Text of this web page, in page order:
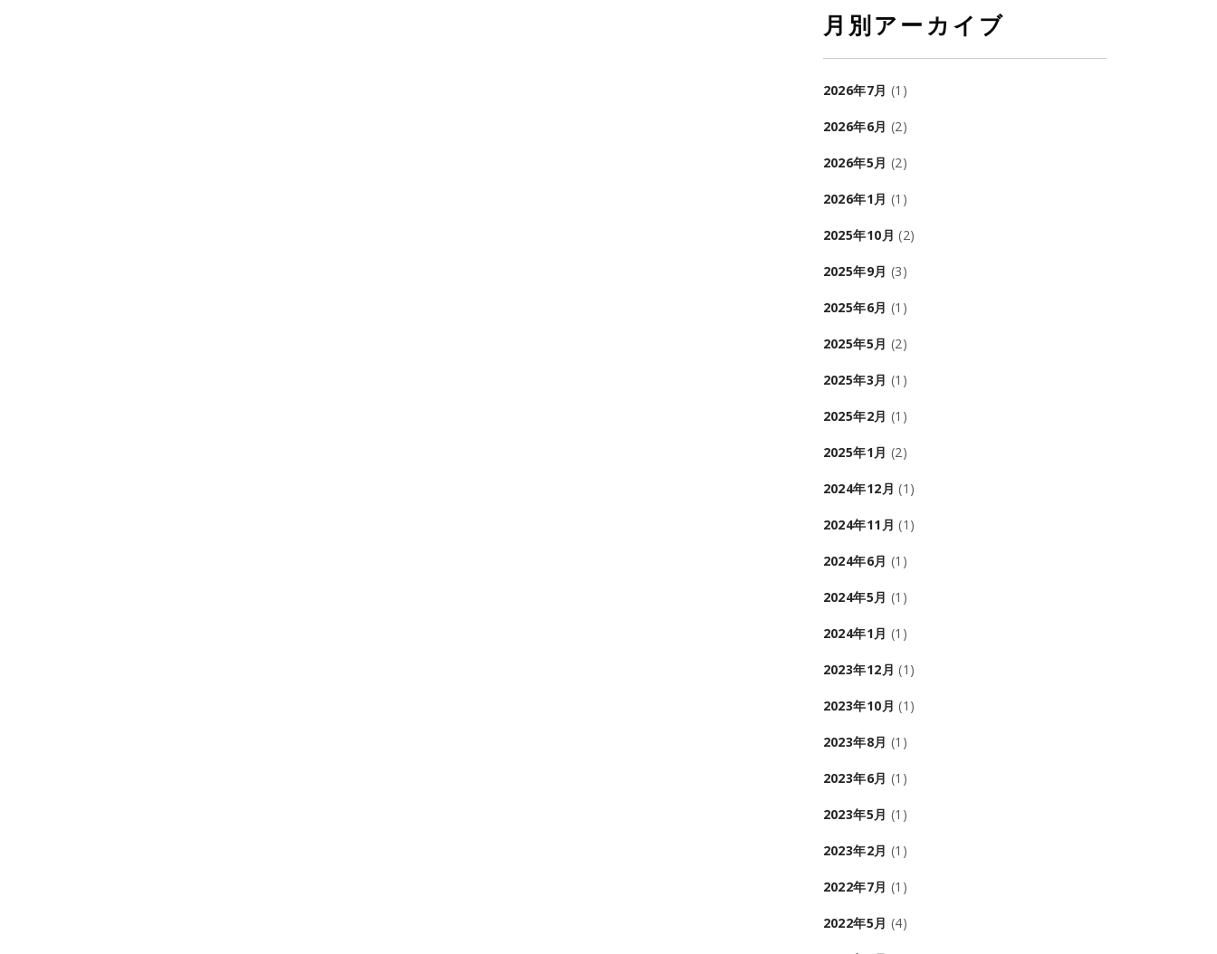
月別アーカイブ
2026年7月 (1)
2026年6月 (2)
2026年5月 (2)
2026年1月 (1)
2025年10月 (2)
2025年9月 (3)
2025年6月 (1)
2025年5月 (2)
2025年3月 (1)
2025年2月 (1)
2025年1月 (2)
2024年12月 (1)
2024年11月 (1)
2024年6月 (1)
2024年5月 (1)
2024年1月 (1)
2023年12月 (1)
2023年10月 (1)
2023年8月 (1)
2023年6月 (1)
2023年5月 (1)
2023年2月 (1)
2022年7月 (1)
2022年5月 (4)